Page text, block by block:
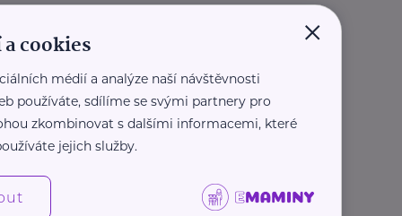
×
cookies
médií a analýze naší návštěvnosti
používáte, sdílíme se svými partnery pro
zkombinovat s dalšími informacemi, které
jejich služby.